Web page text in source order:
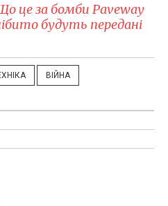
це за бомби Paveway
будуть передані
ВІЙНА